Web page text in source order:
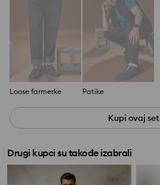
Loose farmerke Patike
Kupi ovaj set
Drugi kupci su takođe izabrali